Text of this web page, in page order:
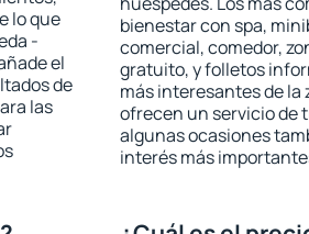
lo que
-
el
de
las
bienestar con spa,
comercial, comedor,
gratuito, y folletos
más interesantes de
ofrecen un servicio de
algunas ocasiones
interés más